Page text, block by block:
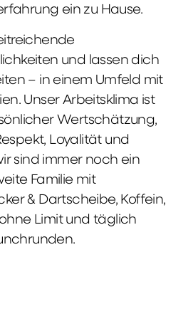
ein zu Hause.
und lassen dich
– in einem Umfeld mit
Unser Arbeitsklima ist
Wertschätzung,
Loyalität und
sind immer noch ein
Familie mit
& Dartscheibe, Koffein,
ohne Limit und täglich